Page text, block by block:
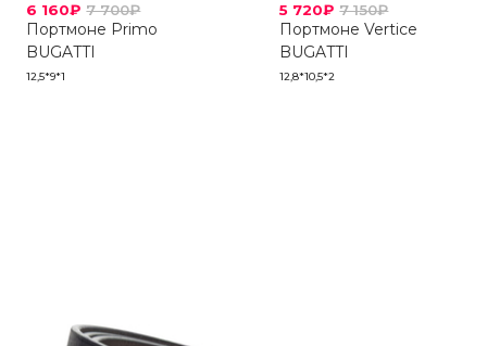
6 160₽ 7 700₽
Портмоне Primo
BUGATTI
12,5*9*1
5 720₽ 7 150₽
Портмоне Vertice
BUGATTI
12,8*10,5*2